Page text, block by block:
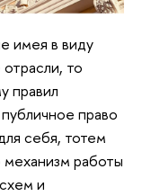
имея в виду
то
правил
право
себя, тотем
работы
и